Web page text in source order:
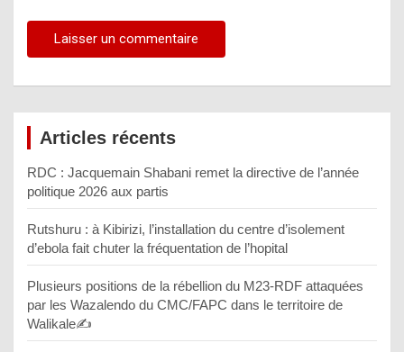
Articles récents
RDC : Jacquemain Shabani remet la directive de l’année
politique 2026 aux partis
Rutshuru : à Kibirizi, l’installation du centre d’isolement
d’ebola fait chuter la fréquentation de l’hopital
Plusieurs positions de la rébellion du M23-RDF attaquées
par les Wazalendo du CMC/FAPC dans le territoire de
Walikale✍️